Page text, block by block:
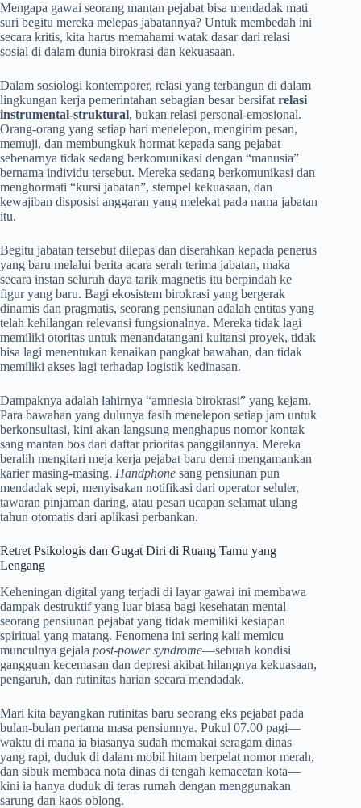
Mengapa gawai seorang mantan pejabat bisa mendadak mati
suri begitu mereka melepas jabatannya? Untuk membedah ini
secara kritis, kita harus memahami watak dasar dari relasi
sosial di dalam dunia birokrasi dan kekuasaan.
Dalam sosiologi kontemporer, relasi yang terbangun di dalam
lingkungan kerja pemerintahan sebagian besar bersifat relasi
instrumental-struktural, bukan relasi personal-emosional.
Orang-orang yang setiap hari menelepon, mengirim pesan,
memuji, dan membungkuk hormat kepada sang pejabat
sebenarnya tidak sedang berkomunikasi dengan “manusia”
bernama individu tersebut. Mereka sedang berkomunikasi dan
menghormati “kursi jabatan”, stempel kekuasaan, dan
kewajiban disposisi anggaran yang melekat pada nama jabatan
itu.
Begitu jabatan tersebut dilepas dan diserahkan kepada penerus
yang baru melalui berita acara serah terima jabatan, maka
secara instan seluruh daya tarik magnetis itu berpindah ke
figur yang baru. Bagi ekosistem birokrasi yang bergerak
dinamis dan pragmatis, seorang pensiunan adalah entitas yang
telah kehilangan relevansi fungsionalnya. Mereka tidak lagi
memiliki otoritas untuk menandatangani kuitansi proyek, tidak
bisa lagi menentukan kenaikan pangkat bawahan, dan tidak
memiliki akses lagi terhadap logistik kedinasan.
Dampaknya adalah lahirnya “amnesia birokrasi” yang kejam.
Para bawahan yang dulunya fasih menelepon setiap jam untuk
berkonsultasi, kini akan langsung menghapus nomor kontak
sang mantan bos dari daftar prioritas panggilannya. Mereka
beralih mengitari meja kerja pejabat baru demi mengamankan
karier masing-masing. Handphone sang pensiunan pun
mendadak sepi, menyisakan notifikasi dari operator seluler,
tawaran pinjaman daring, atau pesan ucapan selamat ulang
tahun otomatis dari aplikasi perbankan.
Retret Psikologis dan Gugat Diri di Ruang Tamu yang
Lengang
Keheningan digital yang terjadi di layar gawai ini membawa
dampak destruktif yang luar biasa bagi kesehatan mental
seorang pensiunan pejabat yang tidak memiliki kesiapan
spiritual yang matang. Fenomena ini sering kali memicu
munculnya gejala post-power syndrome—sebuah kondisi
gangguan kecemasan dan depresi akibat hilangnya kekuasaan,
pengaruh, dan rutinitas harian secara mendadak.
Mari kita bayangkan rutinitas baru seorang eks pejabat pada
bulan-bulan pertama masa pensiunnya. Pukul 07.00 pagi—
waktu di mana ia biasanya sudah memakai seragam dinas
yang rapi, duduk di dalam mobil hitam berpelat nomor merah,
dan sibuk membaca nota dinas di tengah kemacetan kota—
kini ia hanya duduk di teras rumah dengan menggunakan
sarung dan kaos oblong.